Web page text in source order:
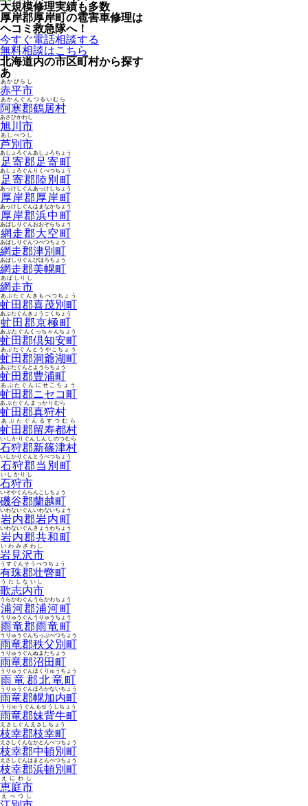
大規模修理実績も多数
厚岸郡厚岸町の雹害車修理は
ヘコミ救急隊へ！
今すぐ電話相談する
無料相談はこちら
北海道内の市区町村から探す
あ
赤平市
あかびらし
阿寒郡鶴居村
あかんぐんつるいむら
旭川市
あさひかわし
芦別市
あしべつし
足寄郡足寄町
あしょろぐんあしょろちょう
足寄郡陸別町
あしょろぐんりくべつちょう
厚岸郡厚岸町
あっけしぐんあっけしちょう
厚岸郡浜中町
あっけしぐんはまなかちょう
網走郡大空町
あばしりぐんおおぞらちょう
網走郡津別町
あばしりぐんつべつちょう
網走郡美幌町
あばしりぐんびほろちょう
網走市
あばしりし
虻田郡喜茂別町
あぶたぐんきもべつちょう
虻田郡京極町
あぶたぐんきょうごくちょう
虻田郡倶知安町
あぶたぐんくっちゃんちょう
虻田郡洞爺湖町
あぶたぐんとうやこちょう
虻田郡豊浦町
あぶたぐんとようらちょう
虻田郡ニセコ町
あぶたぐんにせこちょう
虻田郡真狩村
あぶたぐんまっかりむら
虻田郡留寿都村
あぶたぐんるすつむら
石狩郡新篠津村
いしかりぐんしんしのつむら
石狩郡当別町
いしかりぐんとうべつちょう
石狩市
いしかりし
磯谷郡蘭越町
いそやぐんらんこしちょう
岩内郡岩内町
いわないぐんいわないちょう
岩内郡共和町
いわないぐんきょうわちょう
岩見沢市
いわみざわし
有珠郡壮瞥町
うすぐんそうべつちょう
歌志内市
うたしないし
浦河郡浦河町
うらかわぐんうらかわちょう
雨竜郡雨竜町
うりゅうぐんうりゅうちょう
雨竜郡秩父別町
うりゅうぐんちっぷべつちょう
雨竜郡沼田町
うりゅうぐんぬまたちょう
雨竜郡北竜町
うりゅうぐんほくりゅうちょう
雨竜郡幌加内町
うりゅうぐんほろかないちょう
雨竜郡妹背牛町
うりゅうぐんもせうしちょう
枝幸郡枝幸町
えさしぐんえさしちょう
枝幸郡中頓別町
えさしぐんなかとんべつちょう
枝幸郡浜頓別町
えさしぐんはまとんべつちょう
恵庭市
えにわし
えべつし